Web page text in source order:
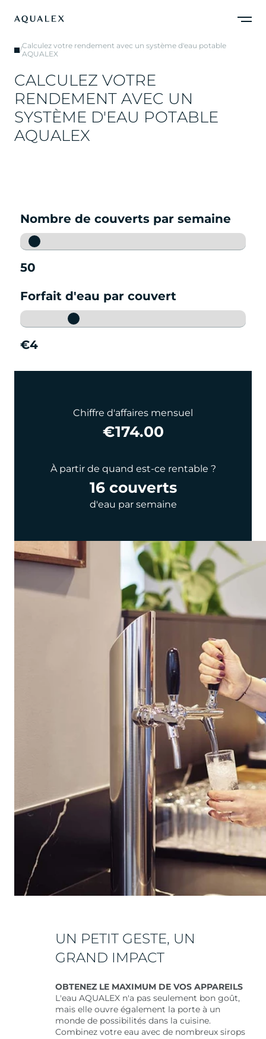
/Calculez votre rendement avec un système d'eau potable
AQUALEX
CALCULEZ VOTRE
RENDEMENT AVEC UN
SYSTÈME D'EAU POTABLE
AQUALEX
Nombre de couverts par semaine
50
Forfait d'eau par couvert
€4
Chiffre d'affaires mensuel
€174.00
À partir de quand est-ce rentable ?
16 couverts
d'eau par semaine
UN PETIT GESTE, UN
GRAND IMPACT
OBTENEZ LE MAXIMUM DE VOS APPAREILS
L'eau AQUALEX n'a ​​pas seulement bon goût,
mais elle ouvre également la porte à un
monde de possibilités dans la cuisine.
Combinez votre eau avec de nombreux sirops